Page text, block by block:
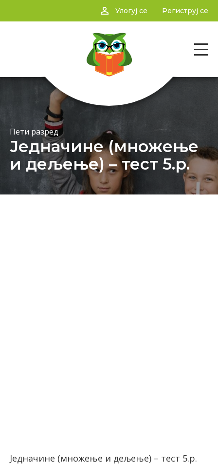
person_outline Улогуј се Региструј се
Пети разред
Једначине (множење
и дељење) – тест 5.р.
Једначине (множење и дељење) – тест 5.р.